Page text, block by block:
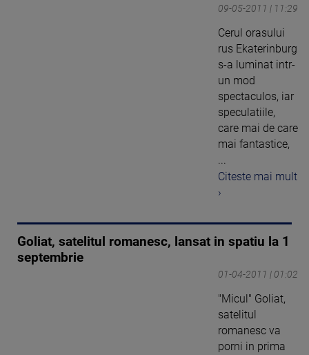
09-05-2011 | 11:29
Cerul orasului
rus Ekaterinburg
s-a luminat intr-
un mod
spectaculos, iar
speculatiile,
care mai de care
mai fantastice,
Citeste mai mult
›
Goliat, satelitul romanesc, lansat in spatiu la 1
septembrie
01-04-2011 | 01:02
"Micul" Goliat,
satelitul
romanesc va
porni in prima